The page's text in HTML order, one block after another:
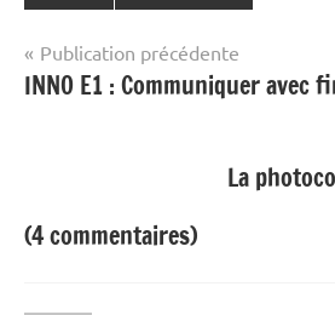
Navigation
de
Publication précédente
INNO E1 : Communiquer avec
La
(4 commentaires)